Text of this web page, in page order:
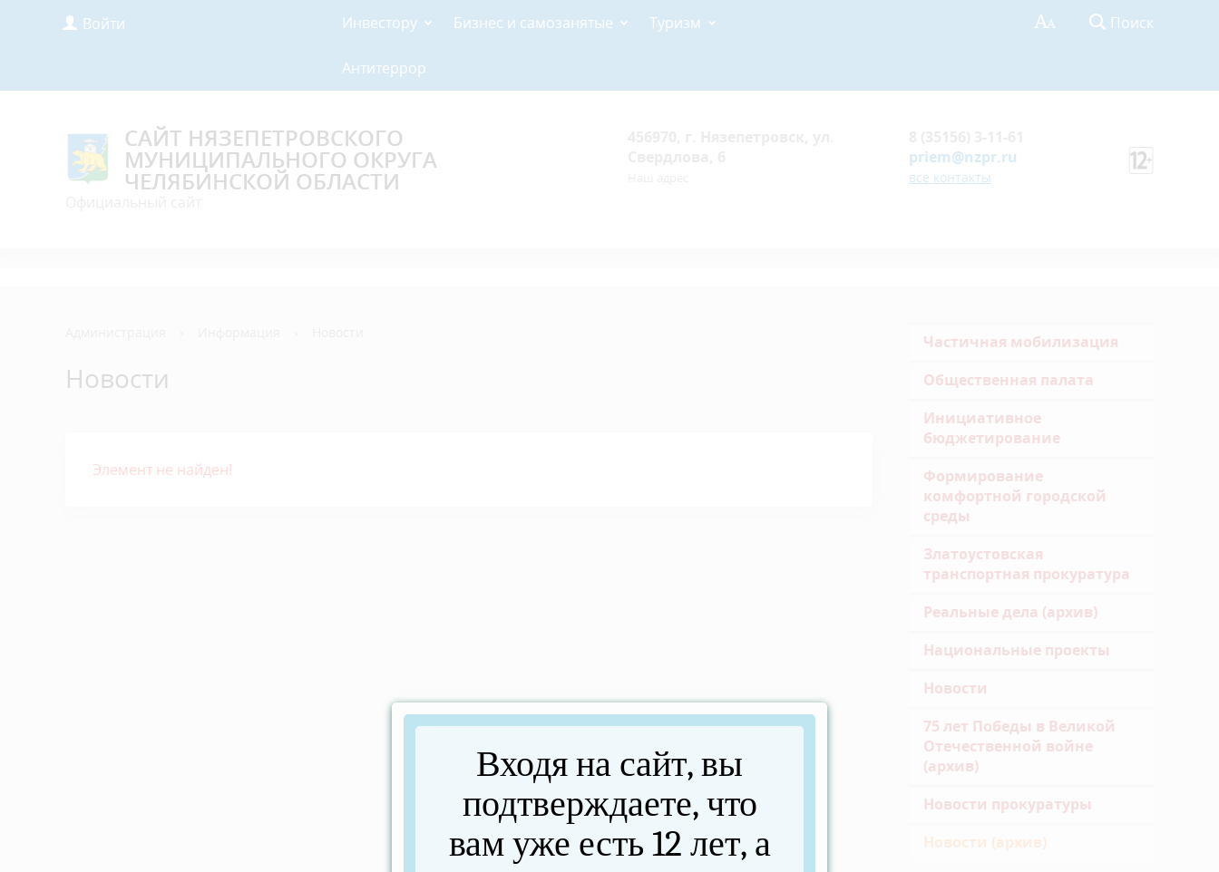
Войти Инвестору Бизнес и самозанятые Туризм
Антитеррор
Поиск
САЙТ НЯЗЕПЕТРОВСКОГО
МУНИЦИПАЛЬНОГО ОКРУГА
ЧЕЛЯБИНСКОЙ ОБЛАСТИ
priem@nzpr.ru
все контакты
Новости
Элемент не найден!
Частичная мобилизация
Общественная палата
Инициативное
бюджетирование
Формирование
комфортной городской
среды
Златоустовская
транспортная прокуратура
Реальные дела (архив)
Национальные проекты
Новости
75 лет Победы в Великой
Отечественной войне
(архив)
Новости прокуратуры
Новости (архив)
Входя на сайт, вы
подтверждаете, что
вам уже есть 12 лет, а